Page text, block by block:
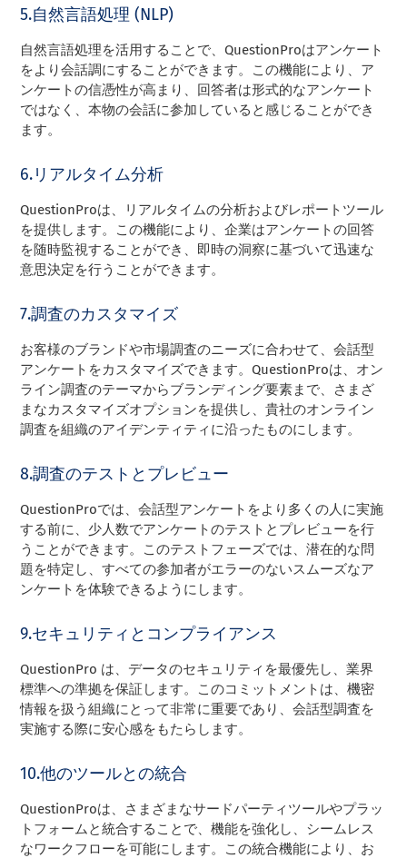
5.自然言語処理 (NLP)
自然言語処理を活用することで、QuestionProはアンケート
をより会話調にすることができます。この機能により、ア
ンケートの信憑性が高まり、回答者は形式的なアンケート
ではなく、本物の会話に参加していると感じることができ
ます。
6.リアルタイム分析
QuestionProは、リアルタイムの分析およびレポートツール
を提供します。この機能により、企業はアンケートの回答
を随時監視することができ、即時の洞察に基づいて迅速な
意思決定を行うことができます。
7.調査のカスタマイズ
お客様のブランドや市場調査のニーズに合わせて、会話型
アンケートをカスタマイズできます。QuestionProは、オン
ライン調査のテーマからブランディング要素まで、さまざ
まなカスタマイズオプションを提供し、貴社のオンライン
調査を組織のアイデンティティに沿ったものにします。
8.調査のテストとプレビュー
QuestionProでは、会話型アンケートをより多くの人に実施
する前に、少人数でアンケートのテストとプレビューを行
うことができます。このテストフェーズでは、潜在的な問
題を特定し、すべての参加者がエラーのないスムーズなア
ンケートを体験できるようにします。
9.セキュリティとコンプライアンス
QuestionPro は、データのセキュリティを最優先し、業界
標準への準拠を保証します。このコミットメントは、機密
情報を扱う組織にとって非常に重要であり、会話型調査を
実施する際に安心感をもたらします。
10.他のツールとの統合
QuestionProは、さまざまなサードパーティツールやプラッ
トフォームと統合することで、機能を強化し、シームレス
なワークフローを可能にします。この統合機能により、お